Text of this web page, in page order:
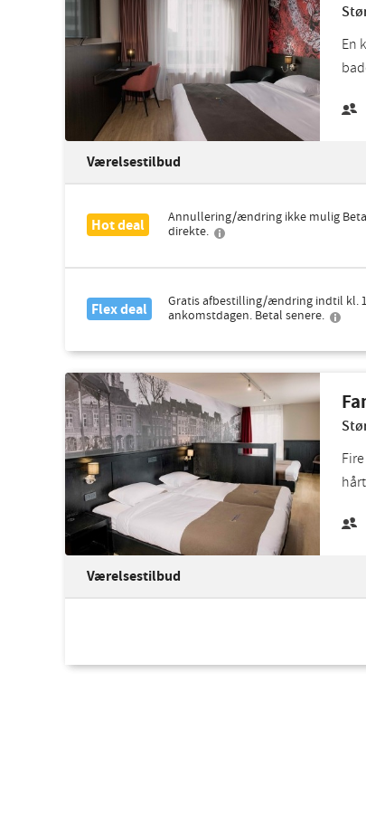
En
Værelsestilbud
Hot deal
Annullering/ændring ikke mulig
direkte.
Flex deal
Gratis afbestilling/ændring indtil kl.
ankomstdagen. Betal senere.
Værelsestilbud